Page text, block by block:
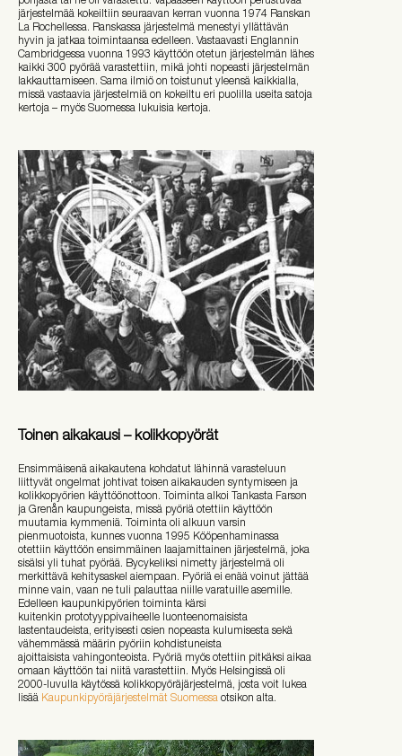
järjestelmää kokeiltiin seuraavan kerran vuonna 1974 Ranskan
La Rochellessa. Ranskassa järjestelmä menestyi yllättävän
hyvin ja jatkaa toimintaansa edelleen. Vastaavasti Englannin
Cambridgessa vuonna 1993 käyttöön otetun järjestelmän lähes
kaikki 300 pyörää varastettiin, mikä johti nopeasti järjestelmän
lakkauttamiseen. Sama ilmiö on toistunut yleensä kaikkialla,
missä vastaavia järjestelmiä on kokeiltu eri puolilla useita satoja
kertoja – myös Suomessa lukuisia kertoja.
Toinen aikakausi – kolikkopyörät
Ensimmäisenä aikakautena kohdatut lähinnä varasteluun
liittyvät ongelmat johtivat toisen aikakauden syntymiseen ja
kolikkopyörien käyttöönottoon. Toiminta alkoi Tankasta Farsøn
ja Grenån kaupungeista, missä pyöriä otettiin käyttöön
muutamia kymmeniä. Toiminta oli alkuun varsin
pienmuotoista, kunnes vuonna 1995 Kööpenhaminassa
otettiin käyttöön ensimmäinen laajamittainen järjestelmä, joka
sisälsi yli tuhat pyörää. Bycykeliksi nimetty järjestelmä oli
merkittävä kehitysaskel aiempaan. Pyöriä ei enää voinut jättää
minne vain, vaan ne tuli palauttaa niille varatuille asemille.
Edelleen kaupunkipyörien toiminta kärsi
kuitenkin prototyyppivaiheelle luonteenomaisista
lastentaudeista, erityisesti osien nopeasta kulumisesta sekä
vähemmässä määrin pyöriin kohdistuneista
ajoittaisista vahingonteoista. Pyöriä myös otettiin pitkäksi aikaa
omaan käyttöön tai niitä varastettiin. Myös Helsingissä oli
2000-luvulla käytössä kolikkopyöräjärjestelmä, josta voit lukea
lisää Kaupunkipyöräjärjestelmät Suomessa otsikon alta.